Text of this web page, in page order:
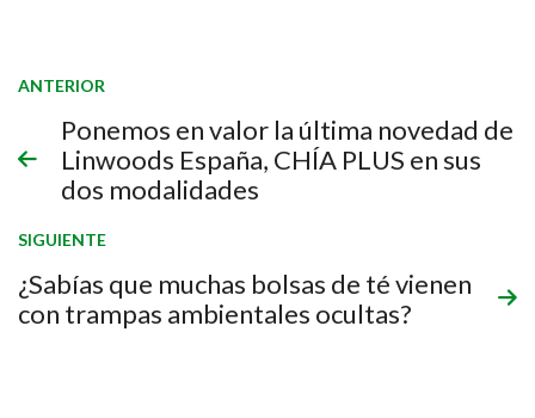
ANTERIOR
Ponemos en valor la última novedad de
Linwoods España, CHÍA PLUS en sus
dos modalidades
SIGUIENTE
¿Sabías que muchas bolsas de té vienen
con trampas ambientales ocultas?